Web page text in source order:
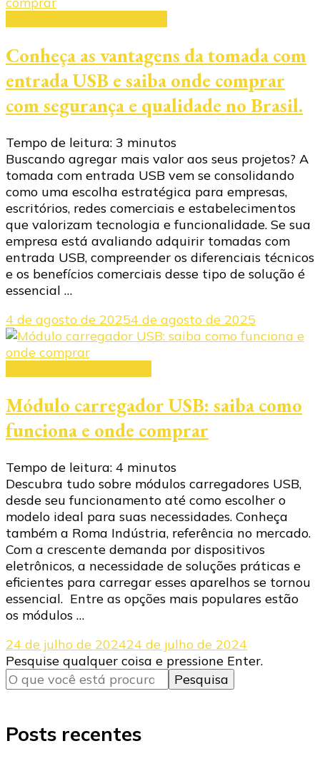
Conheça as vantagens da tomada com
entrada USB e saiba onde comprar
com segurança e qualidade no Brasil.
Tempo de leitura: 3 minutos
Buscando agregar mais valor aos seus projetos? A
tomada com entrada USB vem se consolidando
como uma escolha estratégica para empresas,
escritórios, redes comerciais e estabelecimentos
que valorizam tecnologia e funcionalidade. Se sua
empresa está avaliando adquirir tomadas com
entrada USB, compreender os diferenciais técnicos
e os benefícios comerciais desse tipo de solução é
essencial …
4 de agosto de 20254 de agosto de 2025
Módulo carregador USB: saiba como
funciona e onde comprar
Tempo de leitura: 4 minutos
Descubra tudo sobre módulos carregadores USB,
desde seu funcionamento até como escolher o
modelo ideal para suas necessidades. Conheça
também a Roma Indústria, referência no mercado.
Com a crescente demanda por dispositivos
eletrônicos, a necessidade de soluções práticas e
eficientes para carregar esses aparelhos se tornou
essencial. Entre as opções mais populares estão
os módulos …
24 de julho de 202424 de julho de 2024
Procurando
algo?
Pesquise qualquer coisa e pressione Enter.
Posts recentes